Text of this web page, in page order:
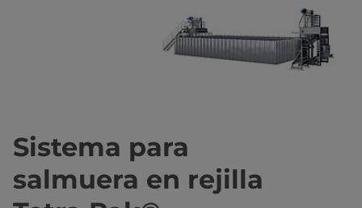
Sistema para
salmuera en rejilla